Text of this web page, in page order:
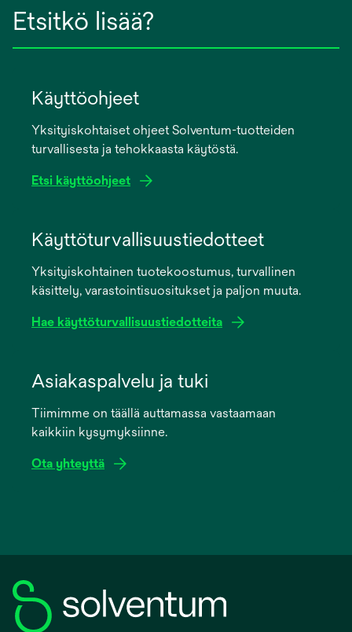
Etsitkö lisää?
Käyttöohjeet
Yksityiskohtaiset ohjeet Solventum-tuotteiden
turvallisesta ja tehokkaasta käytöstä.
Etsi käyttöohjeet
new
Käyttöturvallisuustiedotteet
Yksityiskohtainen tuotekoostumus, turvallinen
käsittely, varastointisuositukset ja paljon muuta.
Hae käyttöturvallisuustiedotteita
new
Asiakaspalvelu ja tuki
Tiimimme on täällä auttamassa vastaamaan
kaikkiin kysymyksiinne.
Ota yhteyttä